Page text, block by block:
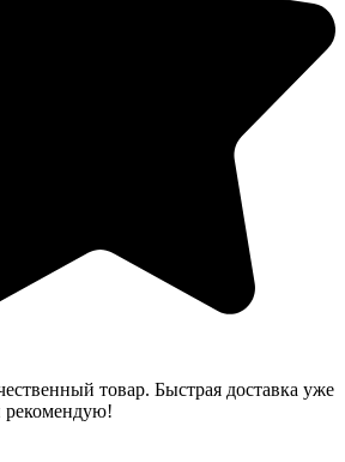
товар. Быстрая доставка уже
рекомендую!